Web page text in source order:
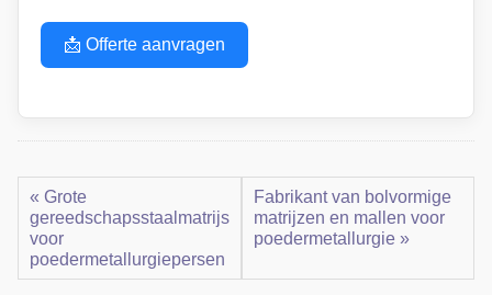
📩 Offerte aanvragen
« Grote
gereedschapsstaalmatrijs
voor
poedermetallurgiepersen
Fabrikant van bolvormige
matrijzen en mallen voor
poedermetallurgie »